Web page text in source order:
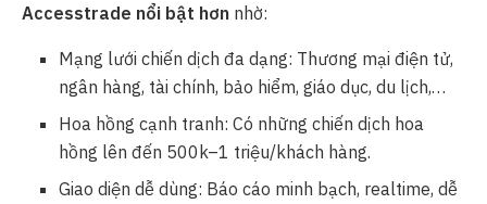
Accesstrade nổi bật hơn nhờ:
Mạng lưới chiến dịch đa dạng: Thương mại điện tử,
ngân hàng, tài chính, bảo hiểm, giáo dục, du lịch,…
Hoa hồng cạnh tranh: Có những chiến dịch hoa
hồng lên đến 500k–1 triệu/khách hàng.
Giao diện dễ dùng: Báo cáo minh bạch, realtime, dễ